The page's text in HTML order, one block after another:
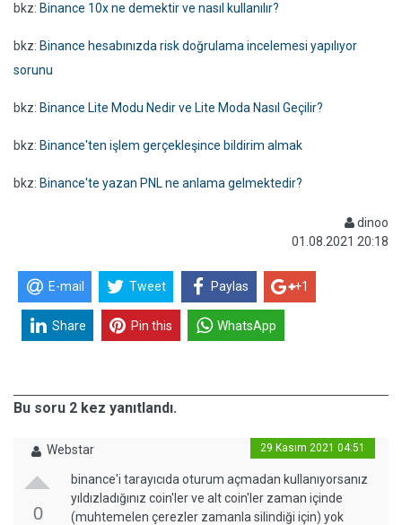
bkz: Binance 10x ne demektir ve nasıl kullanılır?
bkz: Binance hesabınızda risk doğrulama incelemesi yapılıyor
sorunu
bkz: Binance Lite Modu Nedir ve Lite Moda Nasıl Geçilir?
bkz: Binance'ten işlem gerçekleşince bildirim almak
bkz: Binance'te yazan PNL ne anlama gelmektedir?
dinoo
01.08.2021 20:18
E-mail Tweet Paylas +1
Share Pin this WhatsApp
Bu soru 2 kez yanıtlandı.
Webstar 29 Kasım 2021 04:51
0
binance'i tarayıcıda oturum açmadan kullanıyorsanız
yıldızladığınız coin'ler ve alt coin'ler zaman içinde
(muhtemelen çerezler zamanla silindiği için) yok